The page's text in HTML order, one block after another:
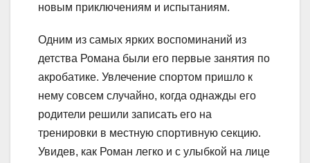
новым приключениям и испытаниям.
Одним из самых ярких воспоминаний из
детства Романа были его первые занятия по
акробатике. Увлечение спортом пришло к
нему совсем случайно, когда однажды его
родители решили записать его на
тренировки в местную спортивную секцию.
Увидев, как Роман легко и с улыбкой на лице